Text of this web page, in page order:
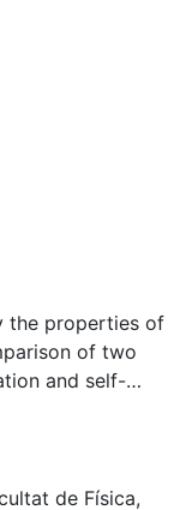
the properties of
of two
and self-
for the two
how the
and
de Física,